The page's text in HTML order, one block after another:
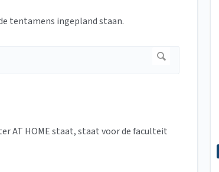
tentamens ingepland staan.
AT HOME staat, staat voor de faculteit